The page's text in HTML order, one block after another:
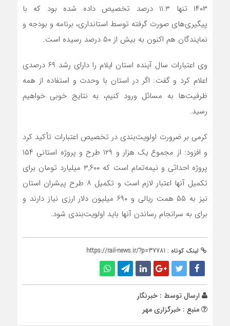
۱۴۰۳ تنها ۱۱.۳ درصد تخصیص داده شده بود که با
پیگیری‌های صورت گرفته توسط استانداری، برنامه و بودجه و
نمایندگان هم اکنون به بیش از ۵۰ درصد رسیده است.
وی اعتبارات سال آینده استان ایلام را دارای رشد ۶۹ درصدی
اعلام کرد و گفت: اگر در استان با وحدت و استفاده از همه
ظرفیت‌ها به مسائل ورود کنیم، به نتایج خوبی خواهیم
رسید.
کرمی بر ضرورت اولویت‌بندی در تخصیص اعتبارات تأکید کرد
و افزود: از مجموع یک هزار و ۱۲۹ طرح و پروژه استانی ۱۵۴
پروژه احداثی و نیمه‌تمام است که ۳,۶۰۰میلیارد تومان برای
تکمیل آنها اعتبار لازم است و تکمیل ۸ طرح پیشران استان
نیز به ۵۵ همت ریالی و ۶۹۰ میلیون دلار ارزی نیاز دارند و
برای به سرانجام رساندن آنها باید اولویت‌بندی شود.
لینک کوتاه : https://rail-news.ir/?p=37781
ارسال توسط : خبرنگار
منبع : خبرگزاری مهر